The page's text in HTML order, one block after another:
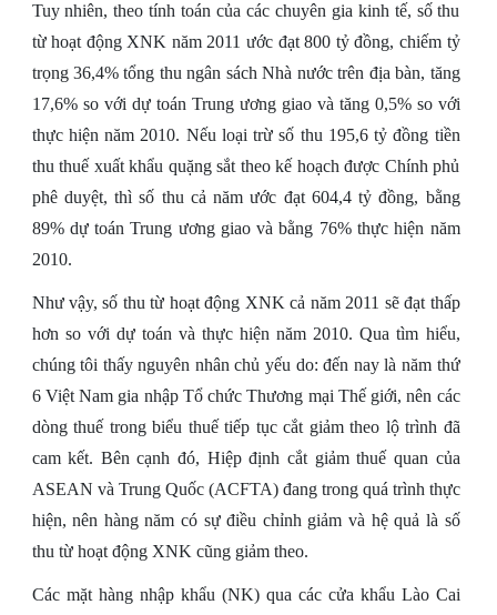
Tuy nhiên, theo tính toán của các chuyên gia kinh tế, số thu
từ hoạt động XNK năm 2011 ước đạt 800 tỷ đồng, chiếm tỷ
trọng 36,4% tổng thu ngân sách Nhà nước trên địa bàn, tăng
17,6% so với dự toán Trung ương giao và tăng 0,5% so với
thực hiện năm 2010. Nếu loại trừ số thu 195,6 tỷ đồng tiền
thu thuế xuất khẩu quặng sắt theo kế hoạch được Chính phủ
phê duyệt, thì số thu cả năm ước đạt 604,4 tỷ đồng, bằng
89% dự toán Trung ương giao và bằng 76% thực hiện năm
2010.
Như vậy, số thu từ hoạt động XNK cả năm 2011 sẽ đạt thấp
hơn so với dự toán và thực hiện năm 2010. Qua tìm hiểu,
chúng tôi thấy nguyên nhân chủ yếu do: đến nay là năm thứ
6 Việt Nam gia nhập Tổ chức Thương mại Thế giới, nên các
dòng thuế trong biểu thuế tiếp tục cắt giảm theo lộ trình đã
cam kết. Bên cạnh đó, Hiệp định cắt giảm thuế quan của
ASEAN và Trung Quốc (ACFTA) đang trong quá trình thực
hiện, nên hàng năm có sự điều chỉnh giảm và hệ quả là số
thu từ hoạt động XNK cũng giảm theo.
Các mặt hàng nhập khẩu (NK) qua các cửa khẩu Lào Cai